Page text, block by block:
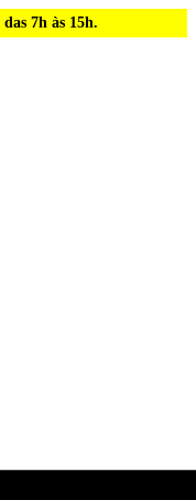
das 7h às 15h.